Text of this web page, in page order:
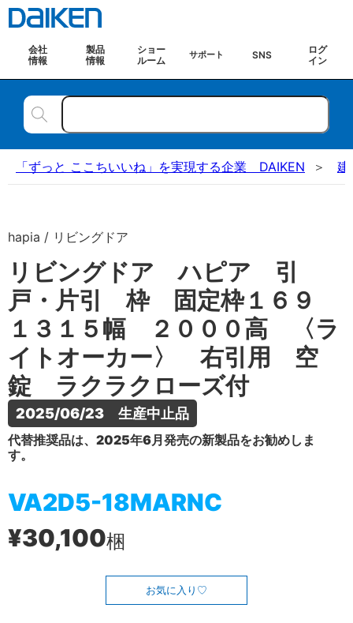
会社
情報
製品
情報
ショー
ルーム
サポート SNS
ログ
イン
「ずっと ここちいいね」を実現する企業 DAIKEN 建
hapia / リビングドア
リビングドア ハピア 引
戸・片引 枠 固定枠１６９
１３１５幅 ２０００高 〈ラ
イトオーカー〉 右引用 空
錠 ラクラクローズ付
2025/06/23　生産中止品
代替推奨品は、2025年6月発売の新製品をお勧めしま
す。
VA2D5-18MARNC
¥30,100梱
お気に入り